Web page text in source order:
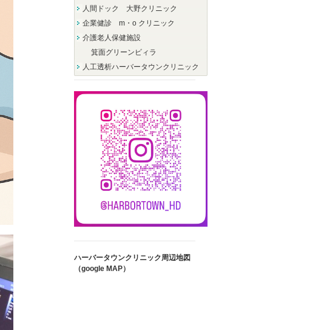
人間ドック 大野クリニック
企業健診 m・o クリニック
介護老人保健施設
箕面グリーンビィラ
人工透析ハーバータウンクリニック
ハーバータウンクリニック周辺地図
（google MAP）